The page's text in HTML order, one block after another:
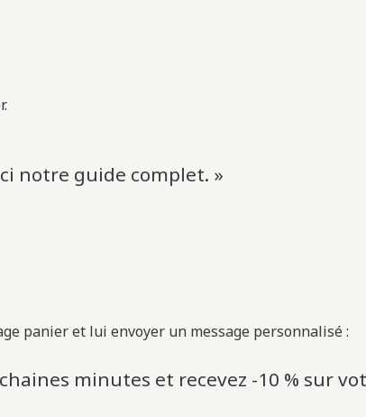
notre guide complet. »
panier et lui envoyer un message personnalisé :
minutes et recevez -10 % sur